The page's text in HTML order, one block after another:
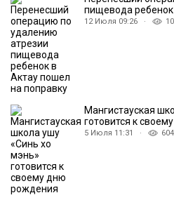
пищевода
12 Июля 09:26 ·
Мангистауская
готовится к
5 Июля 11:31 ·